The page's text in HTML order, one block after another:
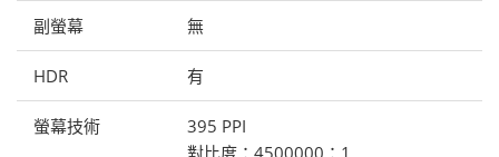
副螢幕 無
HDR 有
螢幕技術
395 PPI